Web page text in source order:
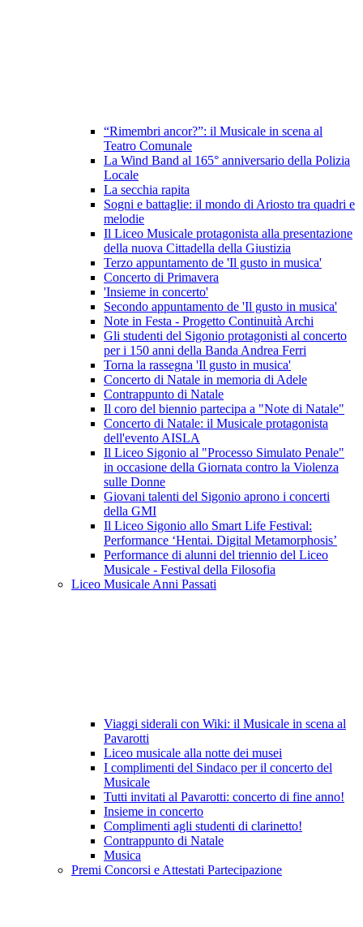
“Rimembri ancor?”: il Musicale in scena al
Teatro Comunale
La Wind Band al 165° anniversario della Polizia
Locale
La secchia rapita
Sogni e battaglie: il mondo di Ariosto tra quadri e
melodie
Il Liceo Musicale protagonista alla presentazione
della nuova Cittadella della Giustizia
Terzo appuntamento de 'Il gusto in musica'
Concerto di Primavera
'Insieme in concerto'
Secondo appuntamento de 'Il gusto in musica'
Note in Festa - Progetto Continuità Archi
Gli studenti del Sigonio protagonisti al concerto
per i 150 anni della Banda Andrea Ferri
Torna la rassegna 'Il gusto in musica'
Concerto di Natale in memoria di Adele
Contrappunto di Natale
Il coro del biennio partecipa a "Note di Natale"
Concerto di Natale: il Musicale protagonista
dell'evento AISLA
Il Liceo Sigonio al "Processo Simulato Penale"
in occasione della Giornata contro la Violenza
sulle Donne
Giovani talenti del Sigonio aprono i concerti
della GMI
Il Liceo Sigonio allo Smart Life Festival:
Performance ‘Hentai. Digital Metamorphosis’
Performance di alunni del triennio del Liceo
Musicale - Festival della Filosofia
Liceo Musicale Anni Passati
Viaggi siderali con Wiki: il Musicale in scena al
Pavarotti
Liceo musicale alla notte dei musei
I complimenti del Sindaco per il concerto del
Musicale
Tutti invitati al Pavarotti: concerto di fine anno!
Insieme in concerto
Complimenti agli studenti di clarinetto!
Contrappunto di Natale
Musica
Premi Concorsi e Attestati Partecipazione